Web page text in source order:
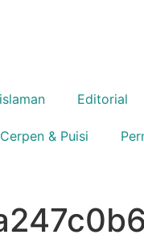
Editorial
Cerpen & Puisi